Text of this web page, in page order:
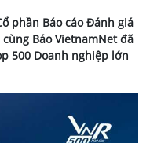
phần Báo cáo Đánh giá
Báo VietnamNet đã
500 Doanh nghiệp lớn